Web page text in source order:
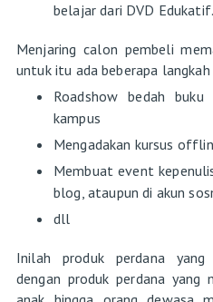
belajar dari DVD Edukatif.
Menjaring calon pembeli
untuk itu ada beberapa
Roadshow bedah
kampus
Mengadakan kursus
Membuat event
blog, ataupun di akun
dll
Inilah produk perdana yang
dengan produk perdana yang